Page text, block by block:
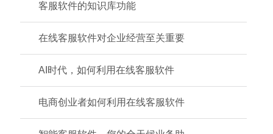
客服软件的知识库功能
在线客服软件对企业经营至关重要
AI时代，如何利用在线客服软件
电商创业者如何利用在线客服软件